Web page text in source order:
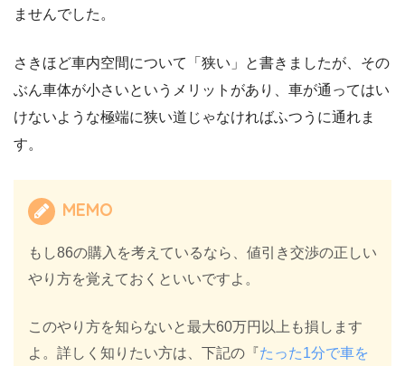
ませんでした。
さきほど車内空間について「狭い」と書きましたが、その
ぶん車体が小さいというメリットがあり、車が通ってはい
けないような極端に狭い道じゃなければふつうに通れま
す。
MEMO
もし86の購入を考えているなら、値引き交渉の正しい
やり方を覚えておくといいですよ。
このやり方を知らないと最大60万円以上も損します
よ。詳しく知りたい方は、下記の『たった1分で車を